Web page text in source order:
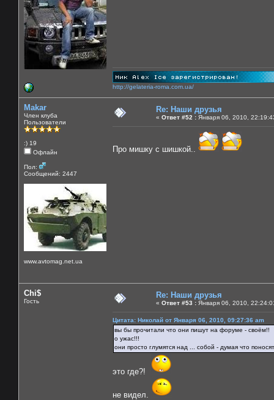
http://gelateria-roma.com.ua/
Makar
Член клуба
Пользователи
:) 19
Офлайн
Пол:
Сообщений: 2447
www.avtomag.net.ua
Re: Наши друзья
« Ответ #52 : Января 06, 2010,
Про мишку с шишкой..
Chi$
Гость
Re: Наши друзья
« Ответ #53 : Января 06, 2010,
Цитата: Николай от Января 06, 2010, 09:27:36 am
вы бы прочитали что они пишут на форуме - своём!!
о ужас!!!
они просто глумятся над ... собой - думая что
это где?!
не видел.